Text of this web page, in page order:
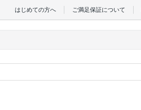
はじめての方へ ご満足保証について